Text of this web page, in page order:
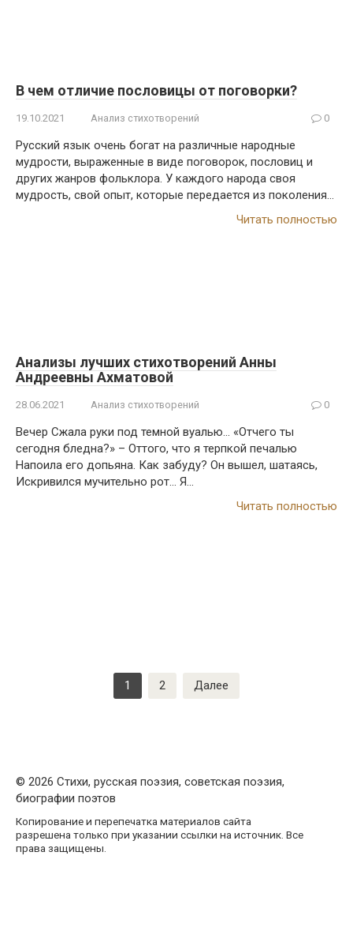
В чем отличие пословицы от поговорки?
19.10.2021 Анализ стихотворений 0
Русский язык очень богат на различные народные
мудрости, выраженные в виде поговорок, пословиц и
других жанров фольклора. У каждого народа своя
мудрость, свой опыт, которые передается из поколения…
Читать полностью
Анализы лучших стихотворений Анны
Андреевны Ахматовой
28.06.2021 Анализ стихотворений 0
Вечер Сжала руки под темной вуалью… «Отчего ты
сегодня бледна?» – Оттого, что я терпкой печалью
Напоила его допьяна. Как забуду? Он вышел, шатаясь,
Искривился мучительно рот… Я…
Читать полностью
1 2 Далее
© 2026 Стихи, русская поэзия, советская поэзия,
биографии поэтов
Копирование и перепечатка материалов сайта
разрешена только при указании ссылки на источник. Все
права защищены.